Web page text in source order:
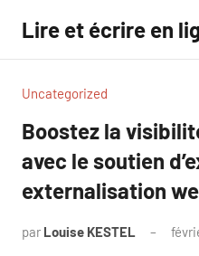
contenu
Lire et écrire en
Uncategorized
Boostez la
avec le soutien
externalisation
par Louise KESTEL